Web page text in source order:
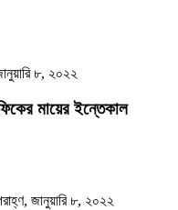
৮, ২০২২
মায়ের ইন্তেকাল
জানুয়ারি ৮, ২০২২